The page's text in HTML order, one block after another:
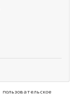
пользовательское